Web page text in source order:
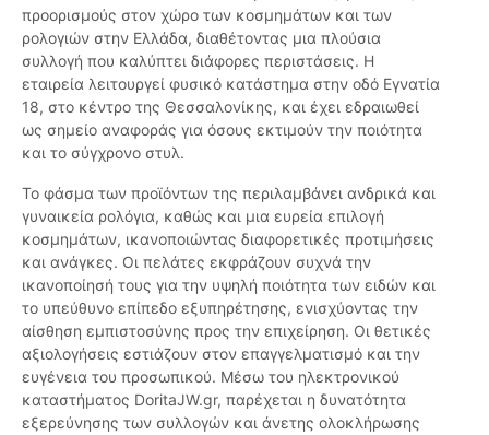
προορισμούς στον χώρο των κοσμημάτων και των
ρολογιών στην Ελλάδα, διαθέτοντας μια πλούσια
συλλογή που καλύπτει διάφορες περιστάσεις. Η
εταιρεία λειτουργεί φυσικό κατάστημα στην οδό Εγνατία
18, στο κέντρο της Θεσσαλονίκης, και έχει εδραιωθεί
ως σημείο αναφοράς για όσους εκτιμούν την ποιότητα
και το σύγχρονο στυλ.
Το φάσμα των προϊόντων της περιλαμβάνει ανδρικά και
γυναικεία ρολόγια, καθώς και μια ευρεία επιλογή
κοσμημάτων, ικανοποιώντας διαφορετικές προτιμήσεις
και ανάγκες. Οι πελάτες εκφράζουν συχνά την
ικανοποίησή τους για την υψηλή ποιότητα των ειδών και
το υπεύθυνο επίπεδο εξυπηρέτησης, ενισχύοντας την
αίσθηση εμπιστοσύνης προς την επιχείρηση. Οι θετικές
αξιολογήσεις εστιάζουν στον επαγγελματισμό και την
ευγένεια του προσωπικού. Μέσω του ηλεκτρονικού
καταστήματος DoritaJW.gr, παρέχεται η δυνατότητα
εξερεύνησης των συλλογών και άνετης ολοκλήρωσης